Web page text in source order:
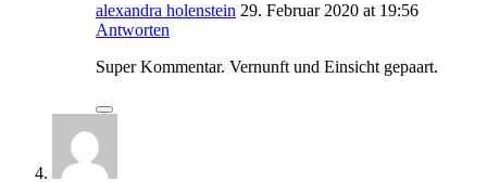
alexandra holenstein 29. Februar 2020 at 19:56
Antworten
Super Kommentar. Vernunft und Einsicht gepaart.